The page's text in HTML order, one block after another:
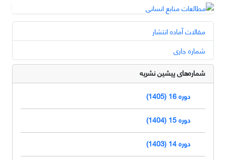
مقالات آماده انتشار
شماره جاری
شماره‌های پیشین نشریه
دوره 16 (1405)
دوره 15 (1404)
دوره 14 (1403)